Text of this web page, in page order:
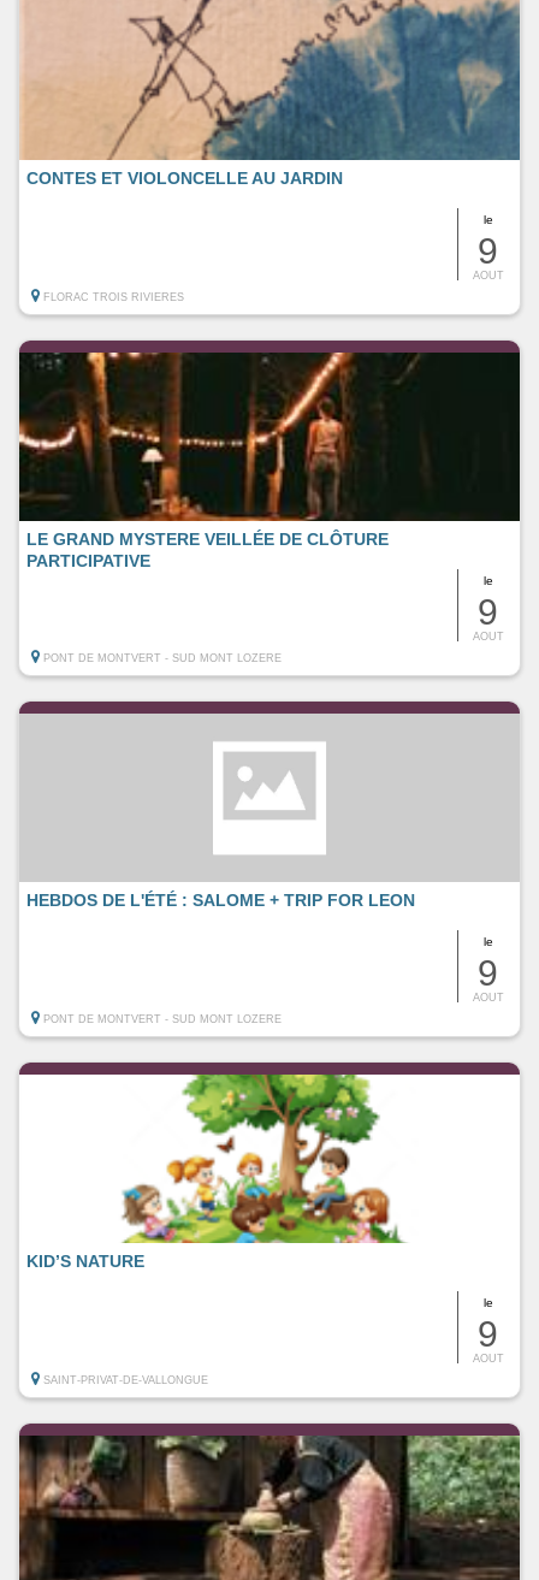
le
9
AOUT
CONTES ET VIOLONCELLE AU JARDIN
FLORAC TROIS RIVIERES
le
9
AOUT
LE GRAND MYSTERE VEILLÉE DE CLÔTURE
PARTICIPATIVE
PONT DE MONTVERT - SUD MONT LOZERE
le
9
AOUT
HEBDOS DE L'ÉTÉ : SALOME + TRIP FOR LEON
PONT DE MONTVERT - SUD MONT LOZERE
le
9
AOUT
KID’S NATURE
SAINT-PRIVAT-DE-VALLONGUE